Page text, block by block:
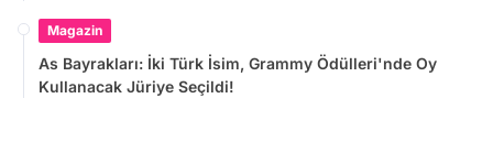
Magazin
As Bayrakları: İki Türk İsim, Grammy Ödülleri'nde Oy
Kullanacak Jüriye Seçildi!